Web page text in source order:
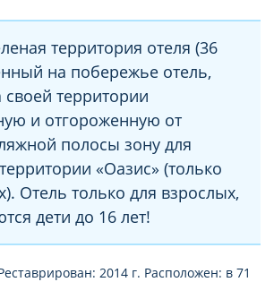
территория отеля (36
на побережье отель,
территории
и отгороженную от
полосы зону для
«Оазис» (только
Отель только для взрослых,
дети до 16 лет!
2014 г. Расположен: в 71